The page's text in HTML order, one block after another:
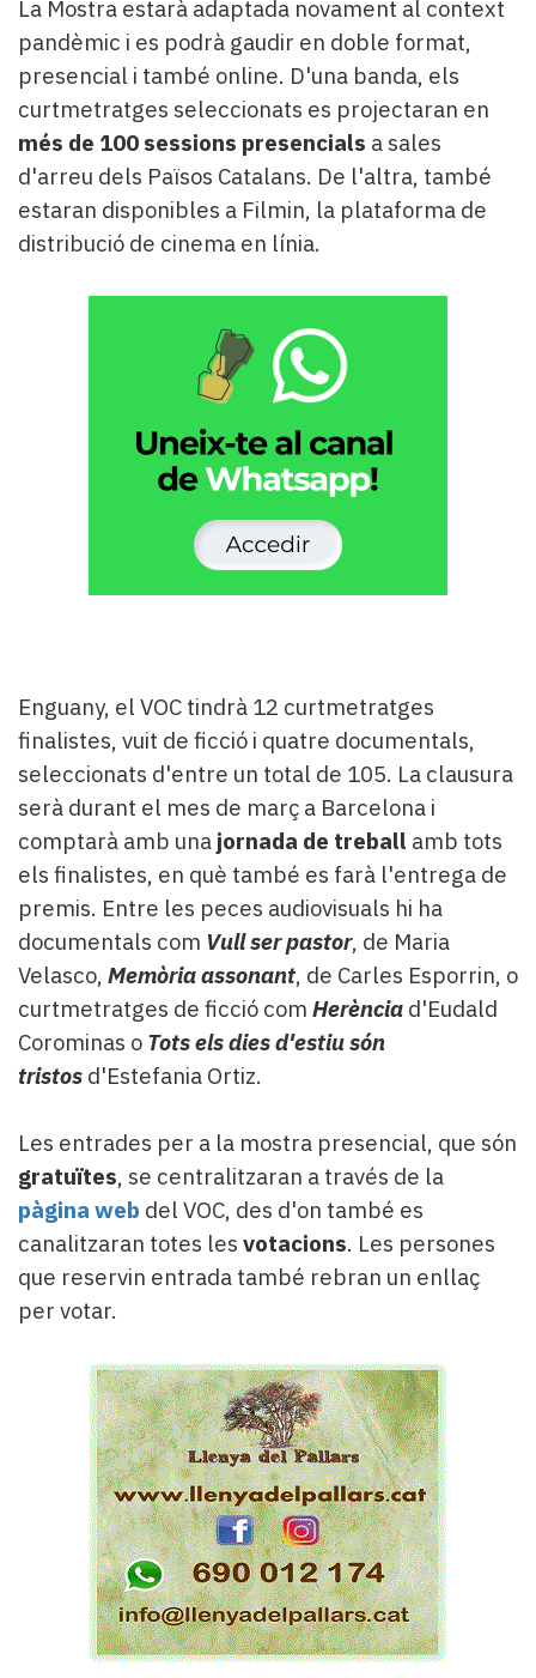
La Mostra estarà adaptada novament al context
pandèmic i es podrà gaudir en doble format,
presencial i també online. D'una banda, els
curtmetratges seleccionats es projectaran en
més de 100 sessions presencials a sales
d'arreu dels Països Catalans. De l'altra, també
estaran disponibles a Filmin, la plataforma de
distribució de cinema en línia.
Enguany, el VOC tindrà 12 curtmetratges
finalistes, vuit de ficció i quatre documentals,
seleccionats d'entre un total de 105. La clausura
serà durant el mes de març a Barcelona i
comptarà amb una jornada de treball amb tots
els finalistes, en què també es farà l'entrega de
premis. Entre les peces audiovisuals hi ha
documentals com Vull ser pastor, de Maria
Velasco, Memòria assonant, de Carles Esporrin, o
curtmetratges de ficció com Herència d'Eudald
Corominas o Tots els dies d'estiu són
tristos d'Estefania Ortiz.
Les entrades per a la mostra presencial, que són
gratuïtes, se centralitzaran a través de la
pàgina web del VOC, des d'on també es
canalitzaran totes les votacions. Les persones
que reservin entrada també rebran un enllaç
per votar.